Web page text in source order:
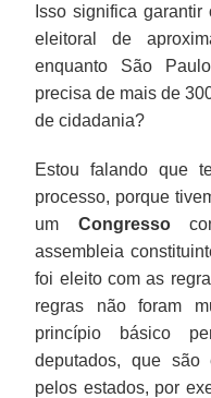
Isso significa
eleitoral de
enquanto São
precisa de mais de
de cidadania?
Estou falando que
processo, porque
um Congresso
assembleia
foi eleito com as
regras não foram
princípio básico
deputados, que
pelos estados, por